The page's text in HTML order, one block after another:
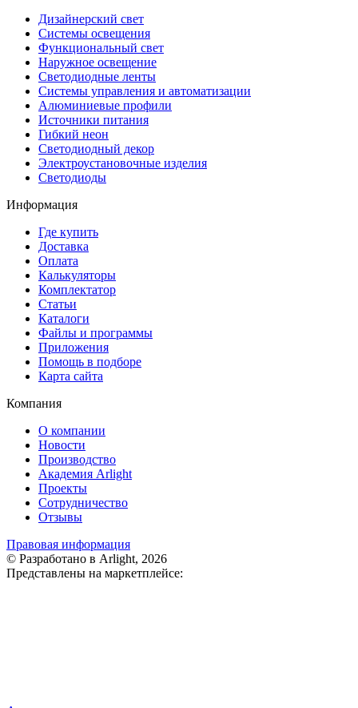
Дизайнерский свет
Системы освещения
Функциональный свет
Наружное освещение
Светодиодные ленты
Системы управления и автоматизации
Алюминиевые профили
Источники питания
Гибкий неон
Светодиодный декор
Электроустановочные изделия
Светодиоды
Информация
Где купить
Доставка
Оплата
Калькуляторы
Комплектатор
Статьи
Каталоги
Файлы и программы
Приложения
Помощь в подборе
Карта сайта
Компания
О компании
Новости
Производство
Академия Arlight
Проекты
Сотрудничество
Отзывы
Правовая информация
© Разработано в Arlight, 2026
Представлены на маркетплейсе: